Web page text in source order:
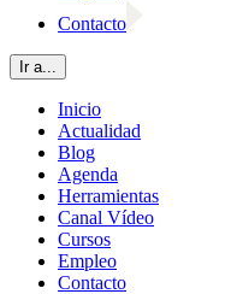
Contacto
Ir a...
Inicio
Actualidad
Blog
Agenda
Herramientas
Canal Vídeo
Cursos
Empleo
Contacto